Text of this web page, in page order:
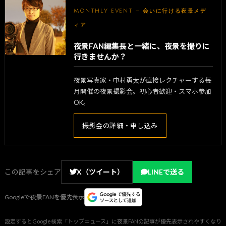
MONTHLY EVENT — 会いに行ける夜景メデ
ィア
夜景FAN編集長と一緒に、夜景を撮りに
行きませんか？
夜景写真家・中村勇太が直接レクチャーする毎
月開催の夜景撮影会。初心者歓迎・スマホ参加
OK。
撮影会の詳細・申し込み
この記事をシェア X（ツイート） LINEで送る
Googleで夜景FANを優先表示
設定するとGoogle検索「トップニュース」に夜景FANの記事が優先表示されやすくなり